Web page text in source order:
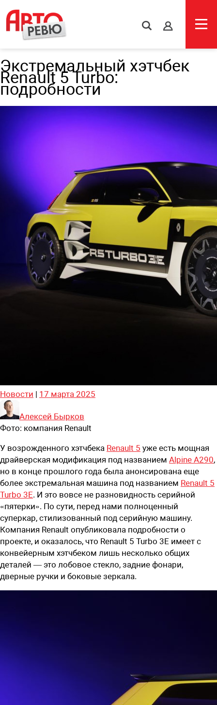
s
Экстремальный хэтчбек
Renault 5 Turbo:
подробности
Новости | 17 марта 2025
Алексей Бырков
Фото: компания Renault
У возрожденного хэтчбека Renault 5 уже есть мощная
драйверская модификация под названием Alpine A290,
но в конце прошлого года была анонсирована еще
более экстремальная машина под названием Renault 5
Turbo 3E. И это вовсе не разновидность серийной
«пятерки». По сути, перед нами полноценный
суперкар, стилизованный под серийную машину.
Компания Renault опубликовала подробности о
проекте, и оказалось, что Renault 5 Turbo 3E имеет с
конвейерным хэтчбеком лишь несколько общих
деталей — это лобовое стекло, задние фонари,
дверные ручки и боковые зеркала.